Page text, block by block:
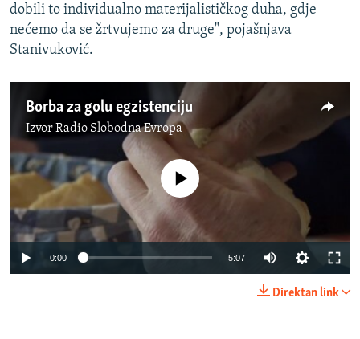
dobili to individualno materijalističkog duha, gdje
nećemo da se žrtvujemo za druge", pojašnjava
Stanivuković.
Borba za golu egzistenciju
IzvorRadio Slobodna Evropa
No media source currently available
0:00 5:07
Direktan link